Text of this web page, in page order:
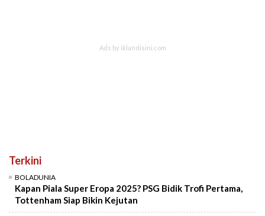
Terkini
BOLADUNIA
Kapan Piala Super Eropa 2025? PSG Bidik Trofi Pertama,
Tottenham Siap Bikin Kejutan